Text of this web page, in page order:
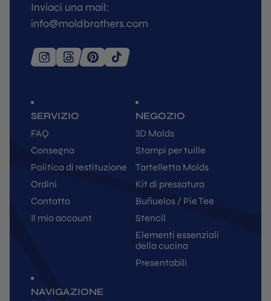
SERVIZIO
FAQ
Consegna
Politica di restituzione
Ordini
Contatto
Il mio account
NEGOZIO
3D Molds
Stampi per tuille
Tartelletta Molds
Kit di pressatura
Buñuelos / Pie Tee
Stencil
Elementi essenziali
della cucina
Presentabili
NAVIGAZIONE
Inviaci una mail:
info@moldbrothers.com